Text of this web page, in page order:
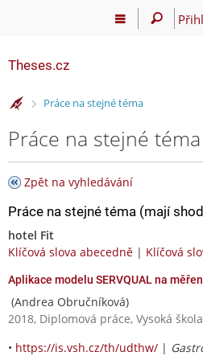
Theses.cz
>Práce na stejné téma
Práce na stejné téma
Zpět na vyhledávání
Práce na stejné téma (mají
hotel Fit
Klíčová slova abecedně | Klíčová
Aplikace modelu SERVQUAL na
(Andrea Obručníková)
2018, Diplomová práce, Vysoká
• https://is.vsh.cz/th/udthw/ |